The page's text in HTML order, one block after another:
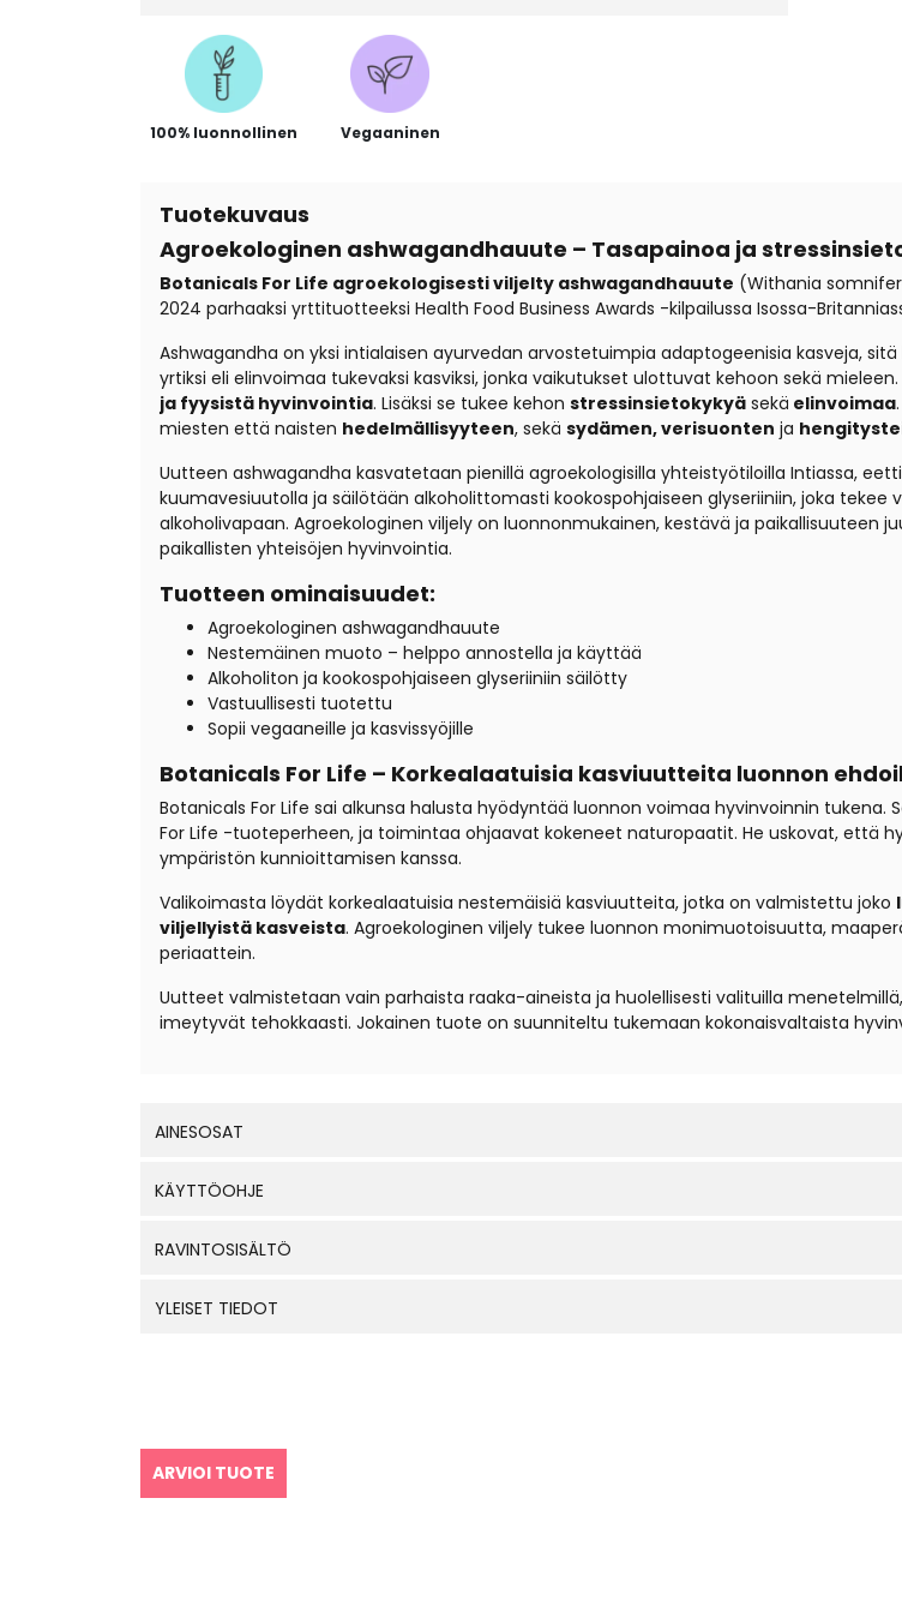
100% luonnollinen Vegaaninen
Tuotekuvaus
Agroekologinen ashwagandhauute – Tasapainoa ja
Botanicals For Life agroekologisesti viljelty ashwagandhauute (Withania
2024 parhaaksi yrttituotteeksi Health Food Business Awards -kilpailussa Isossa-
Ashwagandha on yksi intialaisen ayurvedan arvostetuimpia adaptogeenisia kasveja,
yrtiksi eli elinvoimaa tukevaksi kasviksi, jonka vaikutukset ulottuvat kehoon sekä
ja fyysistä hyvinvointia. Lisäksi se tukee kehon stressinsietokykyä sekä elinvoimaa
miesten että naisten hedelmällisyyteen, sekä sydämen, verisuonten ja
Uutteen ashwagandha kasvatetaan pienillä agroekologisilla yhteistyötiloilla Intiassa,
kuumavesiuutolla ja säilötään alkoholittomasti kookospohjaiseen glyseriiniin, joka
alkoholivapaan. Agroekologinen viljely on luonnonmukainen, kestävä ja paikallisuuteen
paikallisten yhteisöjen hyvinvointia.
Tuotteen ominaisuudet:
Agroekologinen ashwagandhauute
Nestemäinen muoto – helppo annostella ja käyttää
Alkoholiton ja kookospohjaiseen glyseriiniin säilötty
Vastuullisesti tuotettu
Sopii vegaaneille ja kasvissyöjille
Botanicals For Life – Korkealaatuisia kasviuutteita luonnon
Botanicals For Life sai alkunsa halusta hyödyntää luonnon voimaa hyvinvoinnin
For Life -tuoteperheen, ja toimintaa ohjaavat kokeneet naturopaatit. He uskovat, että
ympäristön kunnioittamisen kanssa.
Valikoimasta löydät korkealaatuisia nestemäisiä kasviuutteita, jotka on valmistettu joko
viljellyistä kasveista. Agroekologinen viljely tukee luonnon monimuotoisuutta,
periaattein.
Uutteet valmistetaan vain parhaista raaka-aineista ja huolellisesti valituilla
imeytyvät tehokkaasti. Jokainen tuote on suunniteltu tukemaan kokonaisvaltaista
AINESOSAT
KÄYTTÖOHJE
RAVINTOSISÄLTÖ
YLEISET TIEDOT
ARVIOI TUOTE